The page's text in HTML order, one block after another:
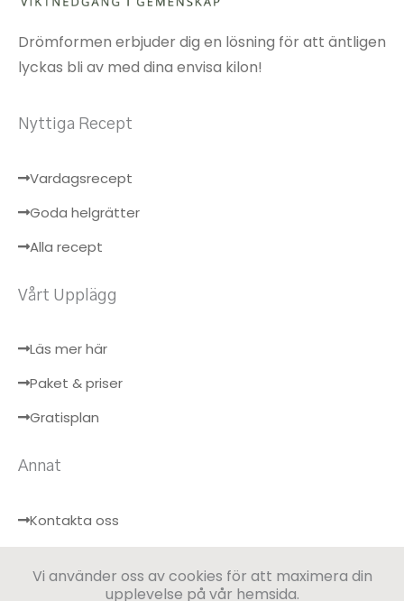
Drömformen erbjuder dig en lösning för att äntligen
lyckas bli av med dina envisa kilon!
Nyttiga Recept
Vardagsrecept
Goda helgrätter
Alla recept
Vårt Upplägg
Läs mer här
Paket & priser
Gratisplan
Annat
Kontakta oss
Vi använder oss av cookies för att maximera din
upplevelse på vår hemsida.